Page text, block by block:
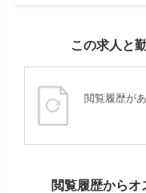
この求人と
閲覧履歴が
閲覧履歴からオ